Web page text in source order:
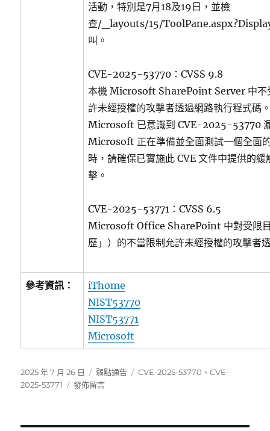
活動，特別是7月18及19日，並檢
查/_layouts/15/
叫。
CVE-2025-53770：CVSS 9.8
本機 Microsoft SharePoint Server 中不
許未經授權的攻擊者透過網路執行程式碼
Microsoft 已意識到 CVE-2025-53770
Microsoft 正在準備並全面測試一個全面
時，請確保已實施此 CVE 文件中提供的
擊。
CVE-2025-53771：CVSS 6.5
Microsoft Office SharePoint 中對受限
歷」）的不當限制允許未經授權的攻擊者
參考資訊：
iThome
NIST53770
NIST53771
Microsoft
發
佈
2025 年 7 月 26 日
分
類
弱點通告
標
CVE-2025-53770 、CVE-
2025-53771
在
發佈留言